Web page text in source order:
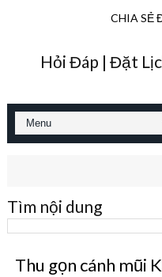
CHIA SẺ
Hỏi Đáp | Đặt
Tìm nội dung
Thu gọn cánh mũi